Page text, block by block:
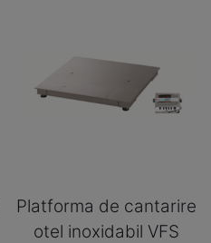
Platforma de cantarire
otel inoxidabil VFS